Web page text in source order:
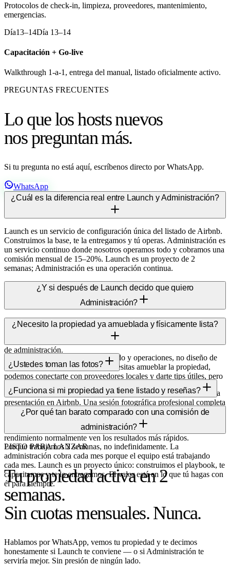
Protocolos de check-in, limpieza, proveedores, mantenimiento,
emergencias.
Día13–14Día 13–14
Capacitación + Go-live
Walkthrough 1-a-1, entrega del manual, listado oficialmente activo.
PREGUNTAS FRECUENTES
Lo que los hosts nuevos
nos preguntan más.
Si tu pregunta no está aquí, escríbenos directo por WhatsApp.
WhatsApp
¿Cuál es la diferencia real entre Launch y Administración?
Launch es un servicio de configuración única del listado de Airbnb.
Construimos la base, te la entregamos y tú operas. Administración es
un servicio continuo donde nosotros operamos todo y cobramos una
comisión mensual de 15–20%. Launch es un proyecto de 2
semanas; Administración es una operación continua.
¿Y si después de Launch decido que quiero
Administración?
Son productos separados. Si después de operar tú decides que
prefieres delegar, podemos hablar de Administración en ese
momento. Launch no te amarra, y el pago no se acredita a un plan
de administración.
¿Necesito la propiedad ya amueblada y físicamente lista?
Sí. Airbnb Launch optimiza tu listado y operaciones, no diseño de
interiores ni staging. Si todavía necesitas amueblar la propiedad,
podemos conectarte con proveedores locales y darte tips útiles, pero
el setup de muebles no es parte del servicio.
¿Ustedes toman las fotos?
No. Optimizamos las fotos que ya tienes: reordenando,
seleccionando hero shots, agregando captions y retoque ligero para
presentación en Airbnb. Una sesión fotográfica profesional completa
no está incluida, pero referimos a un fotógrafo local si creemos que
¿Funciona si mi propiedad ya tiene listado y reseñas?
Sí, y si tienes buenas reseñas suele ser el caso de mejor ROI.
Optimizamos tu listado existente sin perder tu historial de reseñas ni
tu pipeline de reservas. Los propietarios con listados de bajo
rendimiento normalmente ven los resultados más rápidos.
¿Por qué tan barato comparado con una comisión de
administración?
Porque trabajamos 2 semanas, no indefinidamente. La
administración cobra cada mes porque el equipo está trabajando
cada mes. Launch es un proyecto único: construimos el playbook, te
capacitamos y te lo entregamos. El valor está en lo que tú hagas con
él para siempre.
LISTO PARA LANZAR
Tu propiedad activa en 2
semanas.
Sin cuotas mensuales. Nunca.
Hablamos por WhatsApp, vemos tu propiedad y te decimos
honestamente si Launch te conviene — o si Administración te
serviría mejor. Sin presión de ningún lado.